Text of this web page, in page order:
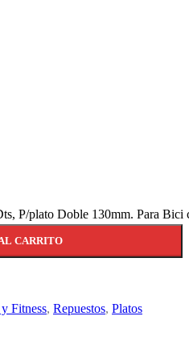
P/plato Doble 130mm. Para Bici
CARRITO
Fitness, Repuestos, Platos